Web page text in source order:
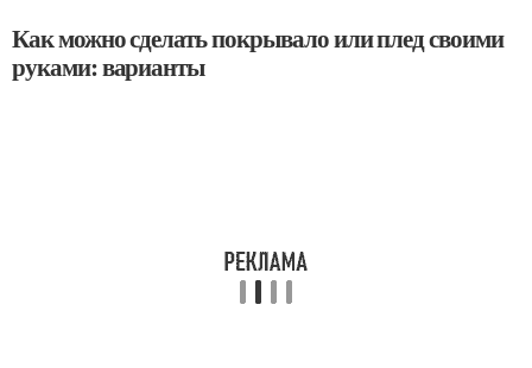
Как можно сделать покрывало или плед своими
руками: варианты